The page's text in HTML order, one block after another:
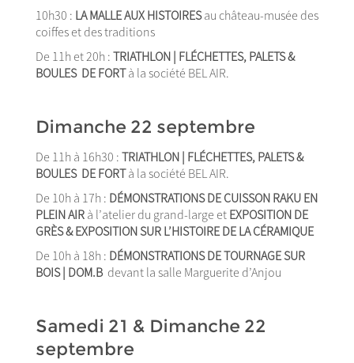
10h30 : LA MALLE AUX HISTOIRESau château-musée des
coiffes et des traditions
De 11h et 20h : TRIATHLON | FLÉCHETTES, PALETS &
BOULES DE FORTà la société BEL AIR.
Dimanche 22 septembre
De 11h à 16h30 : TRIATHLON | FLÉCHETTES, PALETS &
BOULES DE FORTà la société BEL AIR.
De 10h à 17h : DÉMONSTRATIONS DE CUISSON RAKU EN
PLEIN AIRà l’atelier du grand-large etEXPOSITION DE
GRÈS & EXPOSITION SUR L’HISTOIRE DE LA CÉRAMIQUE
De 10h à 18h : DÉMONSTRATIONS DE TOURNAGE SUR
BOIS | DOM.B devant la salle Marguerite d’Anjou
Samedi 21 & Dimanche 22
septembre